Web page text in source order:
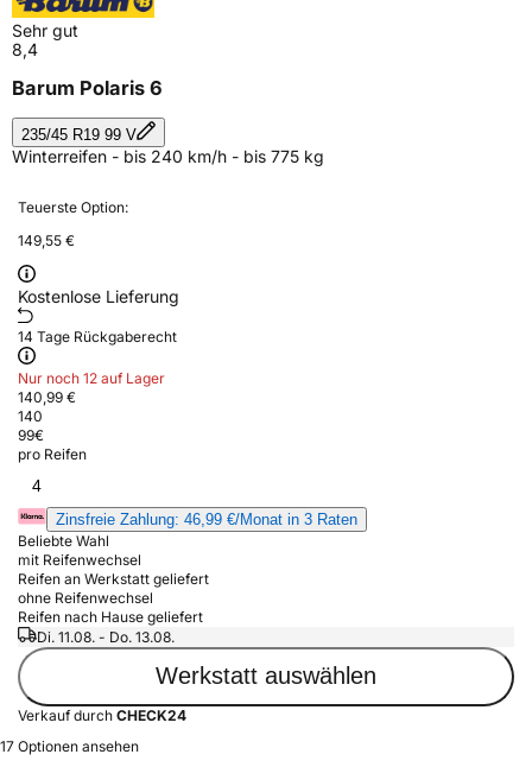
Sehr gut
8,4
Barum Polaris 6
235/45 R19 99 V
Winterreifen - bis 240 km/h - bis 775 kg
Teuerste Option:
149,55 €
Kostenlose Lieferung
14 Tage Rückgaberecht
Nur noch 12 auf Lager
140,99 €
140
99€
pro Reifen
4
Zinsfreie Zahlung: 46,99 €/Monat in 3 Raten
Beliebte Wahl
mit Reifenwechsel
Reifen an Werkstatt geliefert
ohne Reifenwechsel
Reifen nach Hause geliefert
Di. 11.08. - Do. 13.08.
Werkstatt auswählen
Verkauf durch CHECK24
17 Optionen ansehen